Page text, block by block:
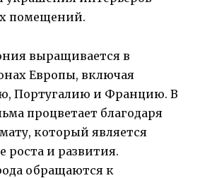
помещений.
выращивается в
Европы, включая
Португалию и Францию. В
процветает благодаря
который является
роста и развития.
обращаются к